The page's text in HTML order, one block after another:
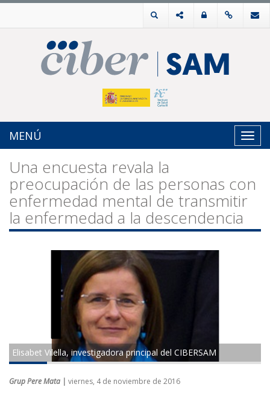
MENÚ
Una encuesta revala la
preocupación de las personas con
enfermedad mental de transmitir
la enfermedad a la descendencia
Elisabet Vilella, investigadora principal del CIBERSAM
Grup Pere Mata | viernes, 4 de noviembre de 2016